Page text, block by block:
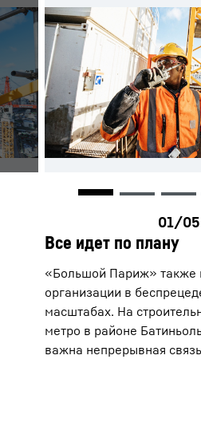
Все идет по плану
«Большой Париж» также
организации в
масштабах. На
метро в районе
важна непрерывная